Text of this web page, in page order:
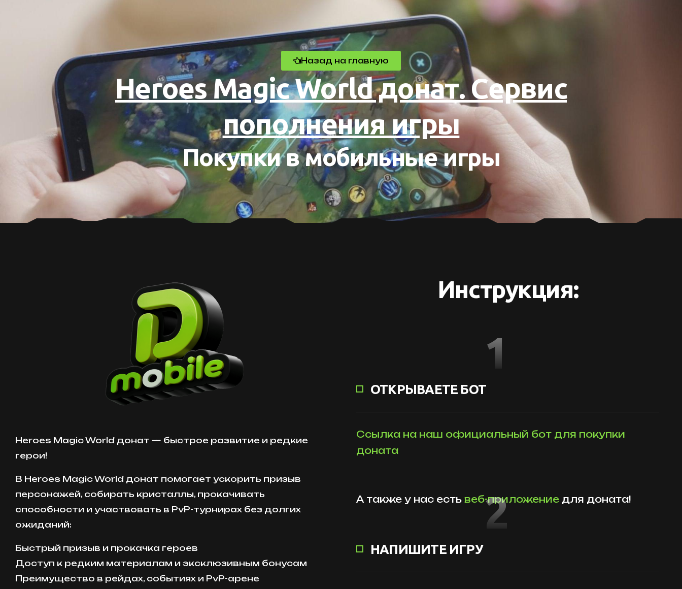
Назад на главную
Heroes Magic World донат. Сервис
пополнения игры
Покупки в мобильные игры
Heroes Magic World донат — быстрое развитие и редкие
герои!
В Heroes Magic World донат помогает ускорить призыв
персонажей, собирать кристаллы, прокачивать
способности и участвовать в PvP-турнирах без долгих
ожиданий:
Быстрый призыв и прокачка героев
Доступ к редким материалам и эксклюзивным бонусам
Преимущество в рейдах, событиях и PvP-арене
Инструкция:
ОТКРЫВАЕТЕ БОТ
Ссылка на наш официальный бот для покупки
доната
А также у нас есть веб-приложение для доната!
1
НАПИШИТЕ ИГРУ
2